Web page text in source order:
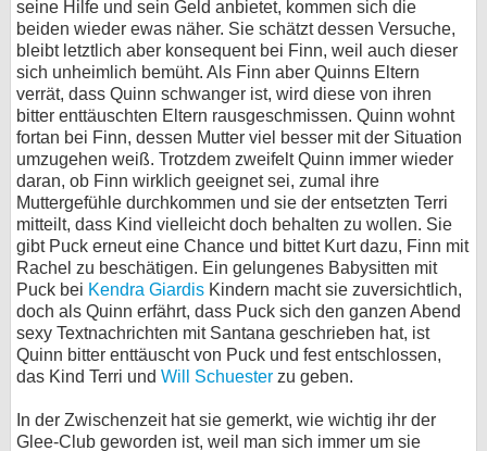
seine Hilfe und sein Geld anbietet, kommen sich die
beiden wieder ewas näher. Sie schätzt dessen Versuche,
bleibt letztlich aber konsequent bei Finn, weil auch dieser
sich unheimlich bemüht. Als Finn aber Quinns Eltern
verrät, dass Quinn schwanger ist, wird diese von ihren
bitter enttäuschten Eltern rausgeschmissen. Quinn wohnt
fortan bei Finn, dessen Mutter viel besser mit der Situation
umzugehen weiß. Trotzdem zweifelt Quinn immer wieder
daran, ob Finn wirklich geeignet sei, zumal ihre
Muttergefühle durchkommen und sie der entsetzten Terri
mitteilt, dass Kind vielleicht doch behalten zu wollen. Sie
gibt Puck erneut eine Chance und bittet Kurt dazu, Finn mit
Rachel zu beschätigen. Ein gelungenes Babysitten mit
Puck bei Kendra Giardis Kindern macht sie zuversichtlich,
doch als Quinn erfährt, dass Puck sich den ganzen Abend
sexy Textnachrichten mit Santana geschrieben hat, ist
Quinn bitter enttäuscht von Puck und fest entschlossen,
das Kind Terri und Will Schuester zu geben.
In der Zwischenzeit hat sie gemerkt, wie wichtig ihr der
Glee-Club geworden ist, weil man sich immer um sie